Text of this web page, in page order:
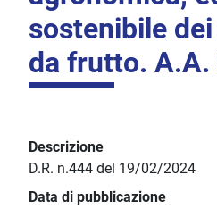
sostenibile
da frutto.
Descrizione
D.R. n.444 del 19/02/2024
Data di pubblicazione